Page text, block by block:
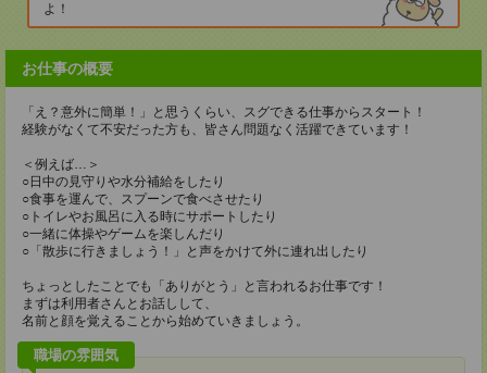
よ！
お仕事の概要
「え？意外に簡単！」と思うくらい、スグできる仕事からスタート！
経験がなくて不安だった方も、皆さん問題なく活躍できています！
＜例えば…＞
○日中の見守りや水分補給をしたり
○食事を運んで、スプーンで食べさせたり
○トイレやお風呂に入る時にサポートしたり
○一緒に体操やゲームを楽しんだり
○「散歩に行きましょう！」と声をかけて外に連れ出したり
ちょっとしたことでも「ありがとう」と言われるお仕事です！
まずは利用者さんとお話しして、
名前と顔を覚えることから始めていきましょう。
職場の雰囲気